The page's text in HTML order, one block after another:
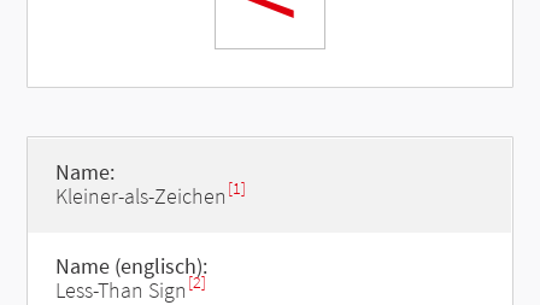
Name:
Kleiner-als-Zeichen [1]
Name (englisch):
Less-Than Sign [2]